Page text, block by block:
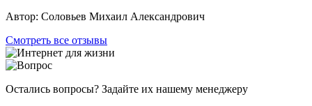
Автор: Соловьев Михаил Александрович
Смотреть все отзывы
Остались вопросы? Задайте их нашему менеджеру